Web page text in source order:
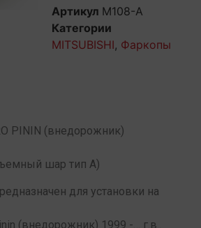
Артикул M108-A
Категории
MITSUBISHI, Фаркопы
PININ (внедорожник)
шар тип А)
для установки на
(внедорожник) 1999 -… г.в..